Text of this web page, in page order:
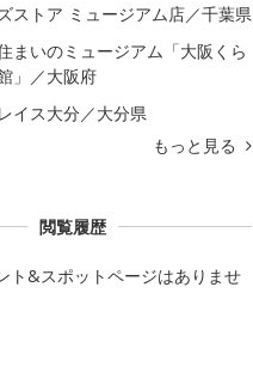
ストア ミュージアム店／千葉県
まいのミュージアム「大阪くら
」／大阪府
イス大分／大分県
もっと見る
閲覧履歴
ト&スポットページはありませ